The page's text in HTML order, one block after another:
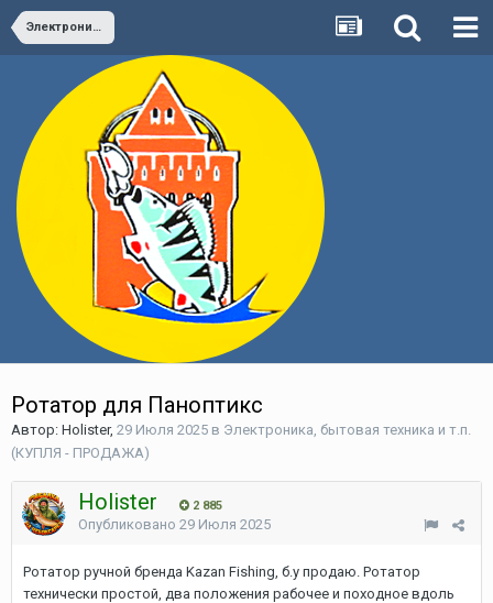
Электроника, бытовая техника и т.п.(КУПЛЯ - ПРОДАЖА)
Ротатор для Паноптикс
Автор: Holister, 29 Июля 2025 в Электроника, бытовая техника и т.п.
(КУПЛЯ - ПРОДАЖА)
Holister 2 885
Опубликовано 29 Июля 2025
Ротатор ручной бренда Kazan Fishing, б.у продаю. Ротатор
технически простой, два положения рабочее и походное вдоль